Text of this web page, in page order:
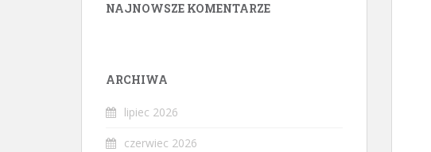
NAJNOWSZE KOMENTARZE
ARCHIWA
lipiec 2026
czerwiec 2026